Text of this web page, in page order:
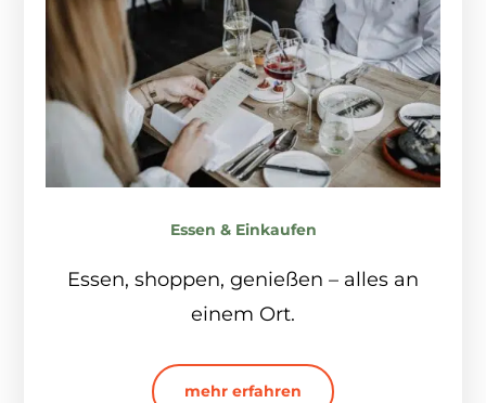
Essen & Einkaufen
Essen, shoppen, genießen – alles an
einem Ort.
mehr erfahren